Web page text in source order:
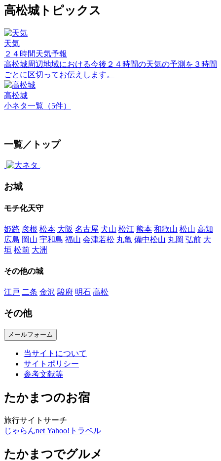
高松城トピックス
天気
２４時間天気予報
高松城周辺地域における今後２４時間の天気の予測を３時間
ごとに区切ってお伝えします。
高松城
小ネタ一覧（5件）
一覧／トップ
お城
モチ化天守
姫路 彦根 松本 大阪 名古屋 犬山 松江 熊本 和歌山 松山 高知
広島 岡山 宇和島 福山 会津若松 丸亀 備中松山 丸岡 弘前 大
垣 松前 大洲
その他の城
江戸 二条 金沢 駿府 明石 高松
その他
メールフォーム
当サイトについて
サイトポリシー
参考文献等
たかまつのお宿
旅行サイトサーチ
じゃらんnet Yahoo!トラベル
たかまつでグルメ